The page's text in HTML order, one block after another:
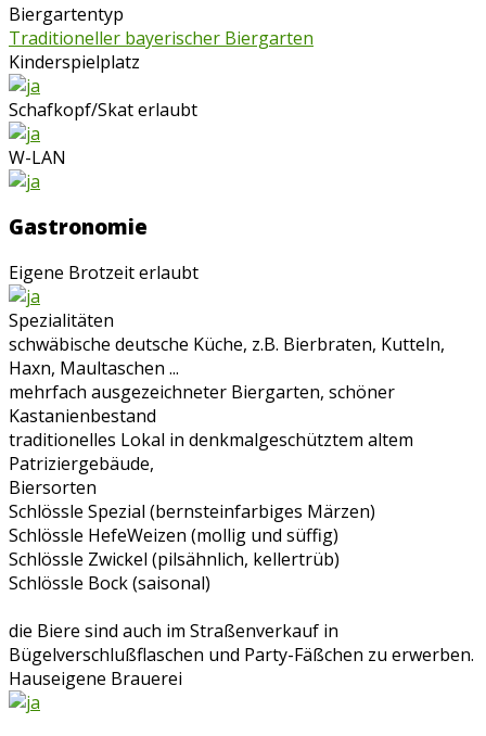
Biergartentyp
Traditioneller bayerischer Biergarten
Kinderspielplatz
Schafkopf/Skat erlaubt
W-LAN
Gastronomie
Eigene Brotzeit erlaubt
Spezialitäten
schwäbische deutsche Küche, z.B. Bierbraten, Kutteln,
Haxn, Maultaschen ...
mehrfach ausgezeichneter Biergarten, schöner
Kastanienbestand
traditionelles Lokal in denkmalgeschütztem altem
Patriziergebäude,
Biersorten
Schlössle Spezial (bernsteinfarbiges Märzen)
Schlössle HefeWeizen (mollig und süffig)
Schlössle Zwickel (pilsähnlich, kellertrüb)
Schlössle Bock (saisonal)
die Biere sind auch im Straßenverkauf in
Bügelverschlußflaschen und Party-Fäßchen zu erwerben.
Hauseigene Brauerei